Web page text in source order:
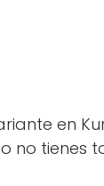
en
no tienes